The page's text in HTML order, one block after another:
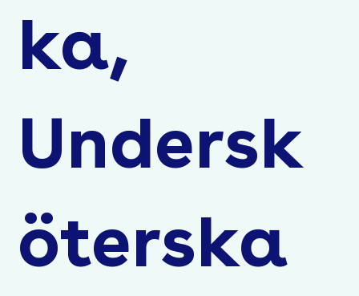
ka,
Undersk
öterska